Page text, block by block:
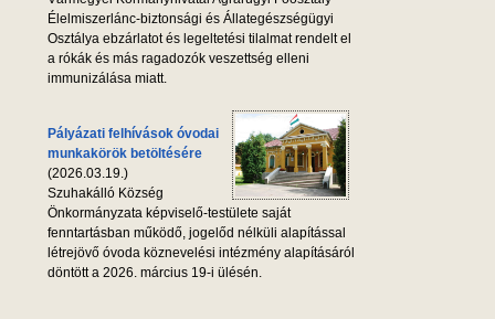
Élelmiszerlánc-biztonsági és Állategészségügyi
Osztálya ebzárlatot és legeltetési tilalmat rendelt el
a rókák és más ragadozók veszettség elleni
immunizálása miatt.
Pályázati felhívások óvodai
munkakörök betöltésére
(2026.03.19.)
Szuhakálló Község
Önkormányzata képviselő-testülete saját
fenntartásban működő, jogelőd nélküli alapítással
létrejövő óvoda köznevelési intézmény alapításáról
döntött a 2026. március 19-i ülésén.